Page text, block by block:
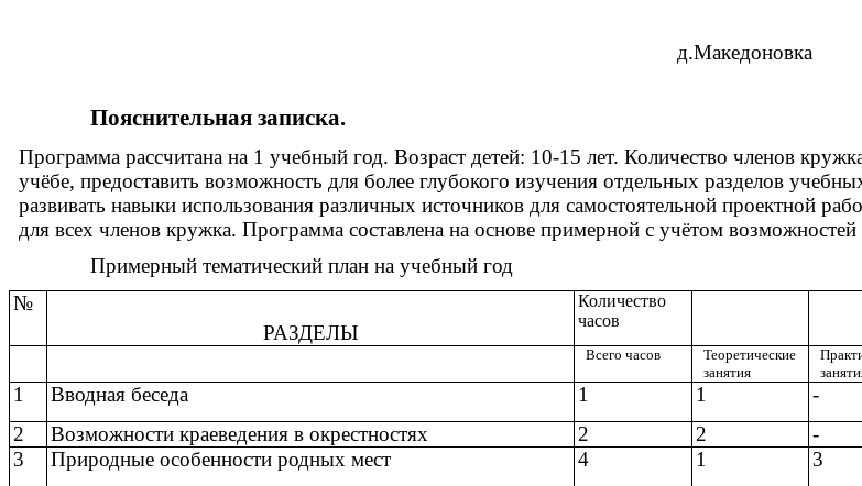
д.Македоновка
Пояснительная записка.
Программа рассчитана на 1 учебный год. Возраст детей: 10-15 лет. Количество членов
учёбе, предоставить возможность для более глубокого изучения отдельных разделов
развивать навыки использования различных источников для самостоятельной проектной
для всех членов кружка. Программа составлена на основе примерной с учётом
Примерный тематический план на учебный год
№
РАЗДЕЛЫ
Количество
часов
Всего часов
Теоретические
занятия
1 Вводная беседа 1 1
-
2
Возможности краеведения в окрестностях 2 2
-
3
Природные особенности родных мест 4 1
3